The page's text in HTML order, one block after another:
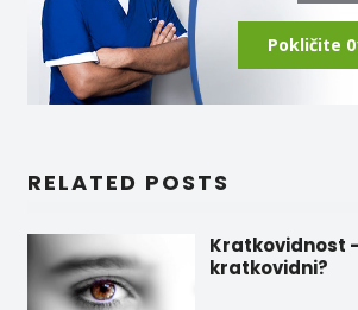
Pokličite
RELATED POSTS
Kratkovidnost
kratkovidni?